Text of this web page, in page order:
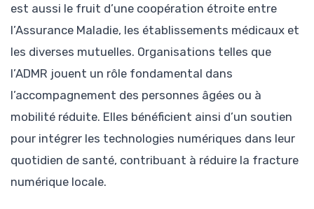
est aussi le fruit d’une coopération étroite entre
l’Assurance Maladie, les établissements médicaux et
les diverses mutuelles. Organisations telles que
l’ADMR jouent un rôle fondamental dans
l’accompagnement des personnes âgées ou à
mobilité réduite. Elles bénéficient ainsi d’un soutien
pour intégrer les technologies numériques dans leur
quotidien de santé, contribuant à réduire la fracture
numérique locale.